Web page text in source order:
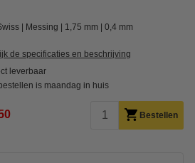
Messing 1,75 mm 0,4 mm
de specificaties en beschrijving
leverbaar
is maandag in huis
Bestellen